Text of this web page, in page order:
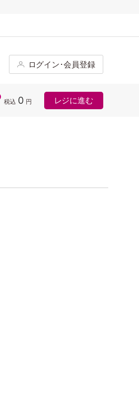
ログイン･会員登録
税込 0 円 レジに進む